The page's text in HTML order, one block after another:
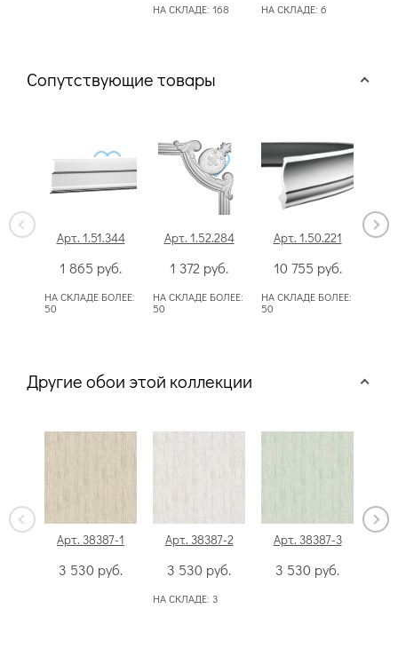
НА СКЛАДЕ: 168 НА СКЛАДЕ: 6
Сопутствующие товары
Арт. 1.51.344
1 865 руб.
НА СКЛАДЕ БОЛЕЕ:
50
Арт. 1.52.284
1 372 руб.
НА СКЛАДЕ БОЛЕЕ:
50
Арт. 1.50.221
10 755 руб.
НА СКЛАДЕ БОЛЕЕ:
50
Другие обои этой коллекции
Арт. 38387-1
3 530 руб.
Арт. 38387-2
3 530 руб.
НА СКЛАДЕ: 3
Арт. 38387-3
3 530 руб.